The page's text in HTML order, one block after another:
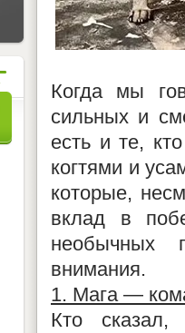
Когда мы
сильных и
есть и те,
когтями и
которые,
вклад в
необычных
внимания.
1. Мага —
Кто сказал,